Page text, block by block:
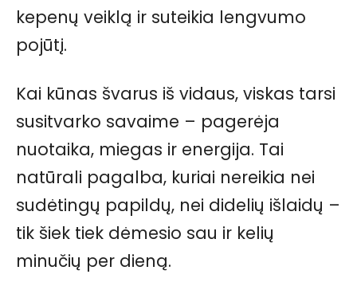
kepenų veiklą ir suteikia lengvumo
pojūtį.
Kai kūnas švarus iš vidaus, viskas tarsi
susitvarko savaime – pagerėja
nuotaika, miegas ir energija. Tai
natūrali pagalba, kuriai nereikia nei
sudėtingų papildų, nei didelių išlaidų –
tik šiek tiek dėmesio sau ir kelių
minučių per dieną.